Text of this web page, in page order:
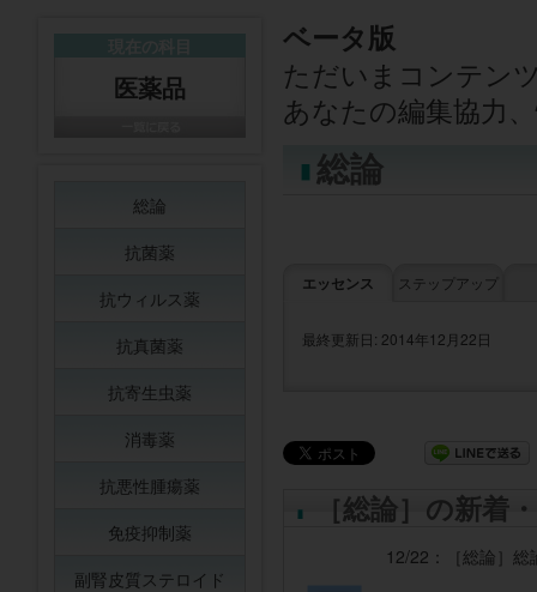
ベータ版
ただいまコンテン
あなたの編集協力
総論
エッセンス ステップアップ
最終更新日: 2014年12月22日
［総論］の新着
12/22： ［総論］ 総
医薬品
総論
抗菌薬
抗ウィルス薬
抗真菌薬
抗寄生虫薬
消毒薬
抗悪性腫瘍薬
免疫抑制薬
副腎皮質ステロイド